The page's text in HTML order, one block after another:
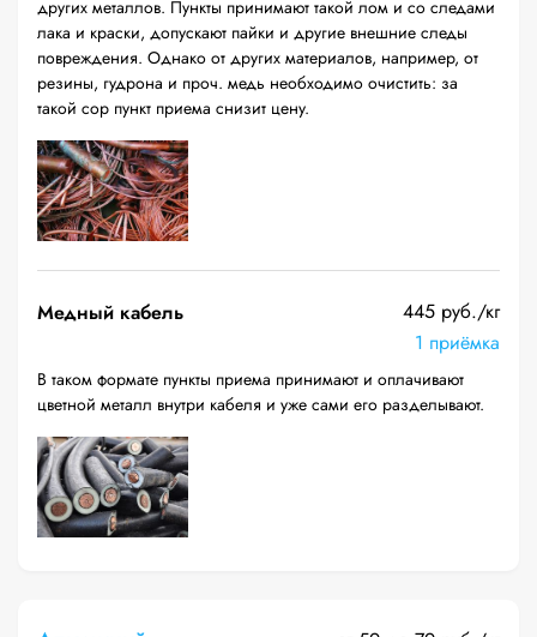
других металлов. Пункты принимают такой лом и со следами
лака и краски, допускают пайки и другие внешние следы
повреждения. Однако от других материалов, например, от
резины, гудрона и проч. медь необходимо очистить: за
такой сор пункт приема снизит цену.
Медный кабель
445 руб./кг
1 приёмка
В таком формате пункты приема принимают и оплачивают
цветной металл внутри кабеля и уже сами его разделывают.